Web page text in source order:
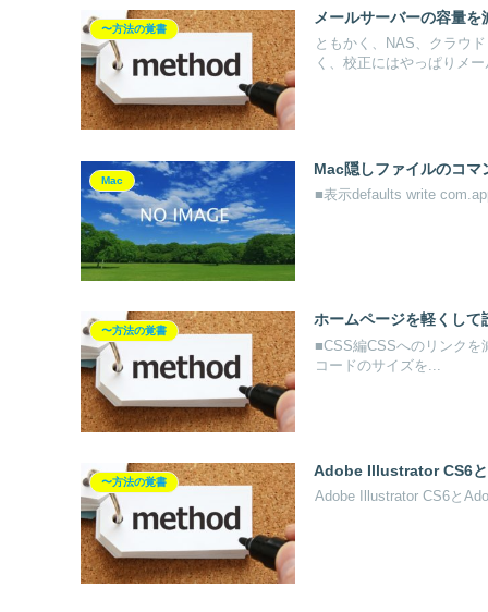
〜方法の覚書
メールサーバーの容量
ともかく、NAS、クラウ
く、校正にはやっぱりメ
Mac
Mac隠しファイルのコマ
■表示defaults write
〜方法の覚書
ホームページを軽くし
■CSS編CSSへのリンクを
コードのサイズを...
〜方法の覚書
Adobe Illustrator CS6
Adobe Illustrator CS6と